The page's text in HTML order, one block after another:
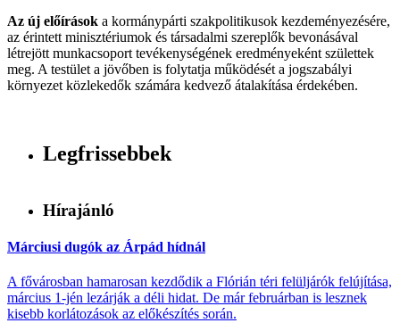
Az új előírások a kormánypárti szakpolitikusok kezdeményezésére,
az érintett minisztériumok és társadalmi szereplők bevonásával
létrejött munkacsoport tevékenységének eredményeként születtek
meg. A testület a jövőben is folytatja működését a jogszabályi
környezet közlekedők számára kedvező átalakítása érdekében.
Legfrissebbek
Hírajánló
Márciusi dugók az Árpád hídnál
A fővárosban hamarosan kezdődik a Flórián téri felüljárók felújítása,
március 1-jén lezárják a déli hidat. De már februárban is lesznek
kisebb korlátozások az előkészítés során.